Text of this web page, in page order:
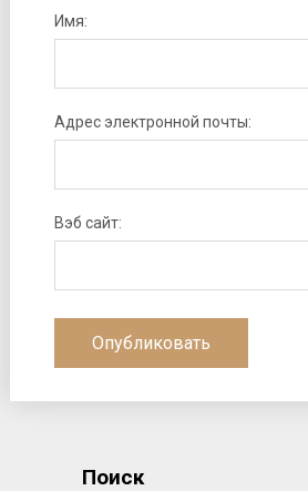
Имя:
Адрес электронной почты:
Вэб сайт:
Поиск